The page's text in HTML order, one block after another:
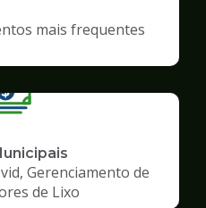
mais frequentes
Gerenciamento de
de Lixo